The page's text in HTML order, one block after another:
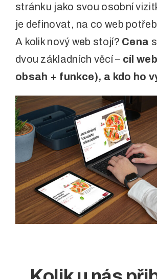
stránku jako svou osobní
je definovat, na co web
A kolik nový web stojí? Cena
dvou základních věcí – cíl
obsah + funkce), a kdo ho